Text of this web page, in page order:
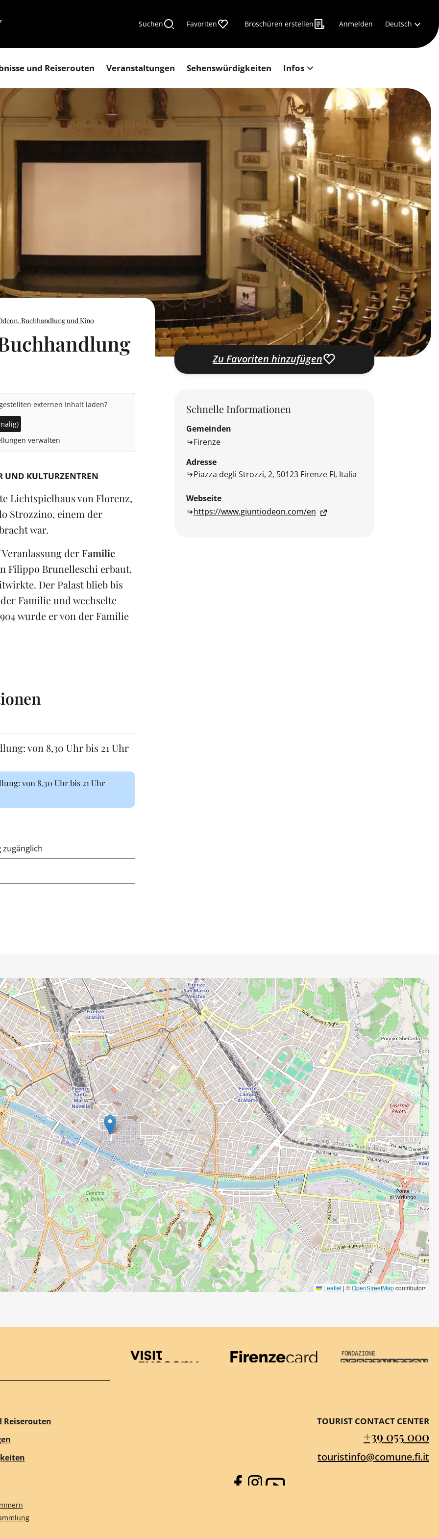
Suchen Favoriten Broschüren erstellen Anmelden Deutsch
und Reiserouten Veranstaltungen Sehenswürdigkeiten Infos
Buchhandlung und Kino
externen Inhalt laden?
verwalten
UND KULTURZENTREN
Lichtspielhaus von Florenz,
Strozzino, einem der
war.
Veranlassung derFamilie
Filippo Brunelleschi erbaut,
Der Palast blieb bis
Familie und wechselte
wurde er von der Familie
von 8,30 Uhr bis 21 Uhr
von 8,30 Uhr bis 21 Uhr
Zu Favoriten hinzufügen
Schnelle Informationen
Gemeinden
Firenze
Adresse
Piazza degli Strozzi, 2, 50123 Firenze FI, Italia
Webseite
https://www.giuntiodeon.com/en
Leaflet | ©OpenStreetMapcontributors
Visit Tuscany Firenze Card Destination
Reiserouten
TOURIST CONTACT CENTER
+39 055 000
touristinfo@comune.fi.it
Facebook
Instagram
YouTube